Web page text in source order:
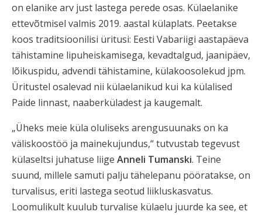
on elanike arv just lastega perede osas. Külaelanike
ettevõtmisel valmis 2019. aastal külaplats. Peetakse
koos traditsioonilisi üritusi: Eesti Vabariigi aastapäeva
tähistamine lipuheiskamisega, kevadtalgud, jaanipäev,
lõikuspidu, advendi tähistamine, külakoosolekud jpm.
Üritustel osalevad nii külaelanikud kui ka külalised
Paide linnast, naaberküladest ja kaugemalt.
„Üheks meie küla oluliseks arengusuunaks on ka
väliskoostöö ja mainekujundus,“ tutvustab tegevust
külaseltsi juhatuse liige Anneli Tumanski. Teine
suund, millele samuti palju tähelepanu pööratakse, on
turvalisus, eriti lastega seotud liikluskasvatus.
Loomulikult kuulub turvalise külaelu juurde ka see, et